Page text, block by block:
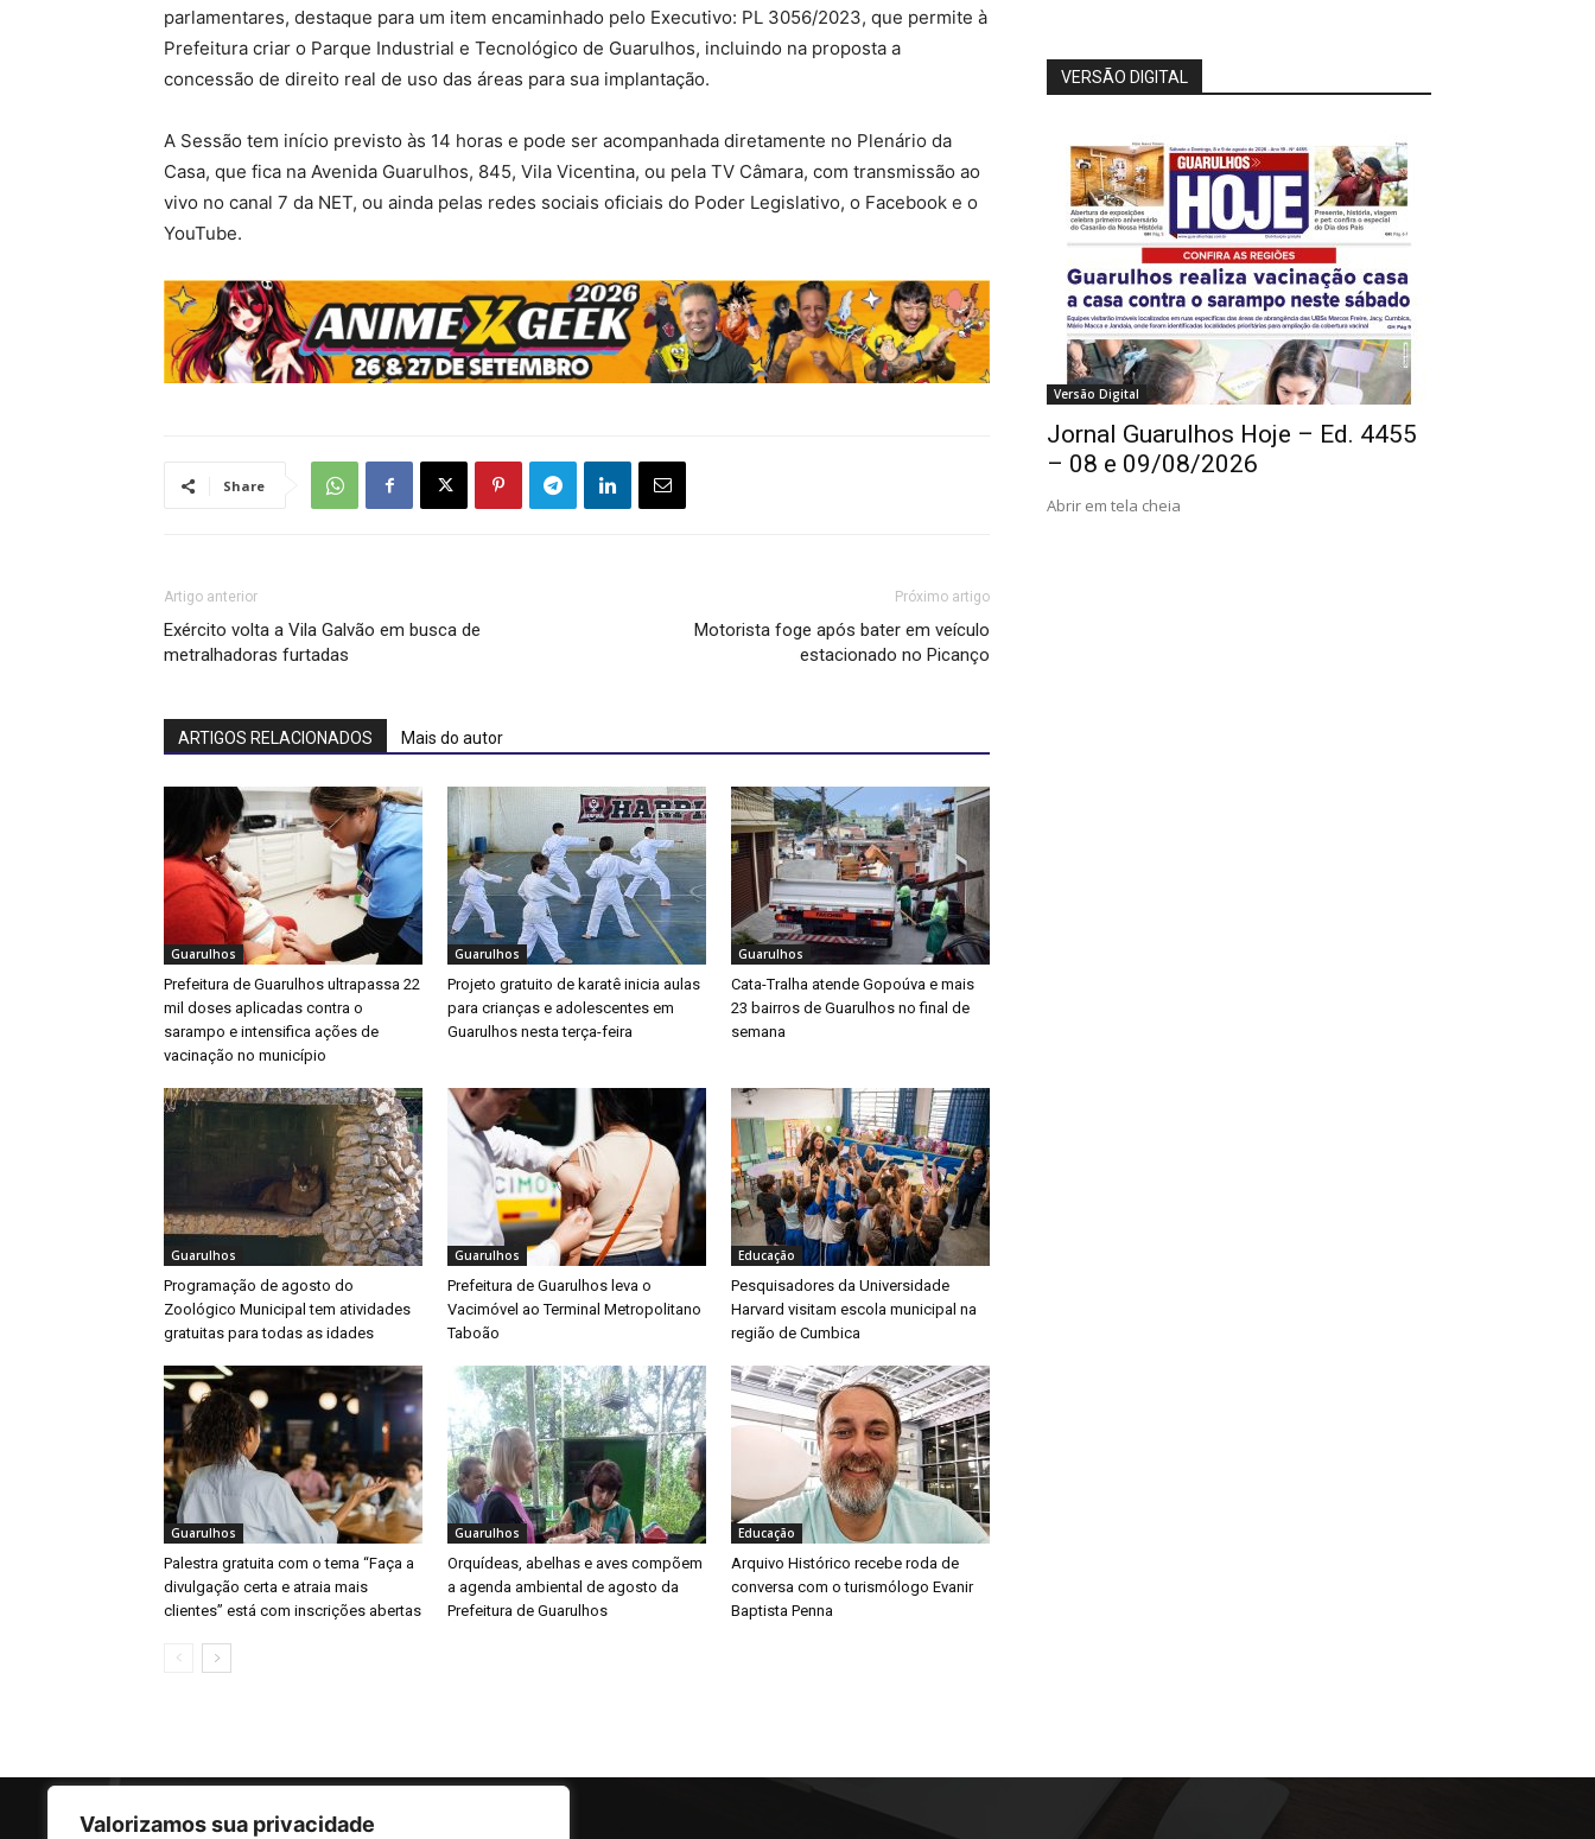
Valorizamos sua privacidade
parlamentares, destaque para um item encaminhado pelo Executivo: PL 3056/2023, que permite à
Prefeitura criar o Parque Industrial e Tecnológico de Guarulhos, incluindo na proposta a
concessão de direito real de uso das áreas para sua implantação.
A Sessão tem início previsto às 14 horas e pode ser acompanhada diretamente no Plenário da
Casa, que fica na Avenida Guarulhos, 845, Vila Vicentina, ou pela TV Câmara, com transmissão ao
vivo no canal 7 da NET, ou ainda pelas redes sociais oficiais do Poder Legislativo, o Facebook e o
YouTube.
Share
Artigo anterior
Exército volta a Vila Galvão em busca de
metralhadoras furtadas
Próximo artigo
Motorista foge após bater em veículo
estacionado no Picanço
ARTIGOS RELACIONADOS Mais do autor
Guarulhos
Prefeitura de Guarulhos ultrapassa 22
mil doses aplicadas contra o
sarampo e intensifica ações de
vacinação no município
Guarulhos
Projeto gratuito de karatê inicia aulas
para crianças e adolescentes em
Guarulhos nesta terça-feira
Guarulhos
Cata-Tralha atende Gopoúva e mais
23 bairros de Guarulhos no final de
semana
Guarulhos
Programação de agosto do
Zoológico Municipal tem atividades
gratuitas para todas as idades
Guarulhos
Prefeitura de Guarulhos leva o
Vacimóvel ao Terminal Metropolitano
Taboão
Educação
Pesquisadores da Universidade
Harvard visitam escola municipal na
região de Cumbica
Guarulhos
Palestra gratuita com o tema “Faça a
divulgação certa e atraia mais
clientes” está com inscrições abertas
Guarulhos
Orquídeas, abelhas e aves compõem
a agenda ambiental de agosto da
Prefeitura de Guarulhos
Educação
Arquivo Histórico recebe roda de
conversa com o turismólogo Evanir
Baptista Penna
VERSÃO DIGITAL
Versão Digital
Jornal Guarulhos Hoje – Ed. 4455
– 08 e 09/08/2026
Abrir em tela cheia